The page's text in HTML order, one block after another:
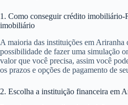
1. Como conseguir crédito imobiliário-
imobiliário
A maioria das instituições em Ariranha
possibilidade de fazer uma simulação
valor que você precisa, assim você
os prazos e opções de pagamento de
2. Escolha a instituição financeira em